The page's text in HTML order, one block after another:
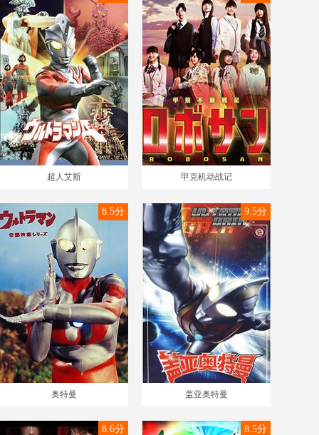
超人艾斯 甲克机动战记
奥特曼
8.5分
盖亚奥特曼
9.5分
8.6分 8.5分